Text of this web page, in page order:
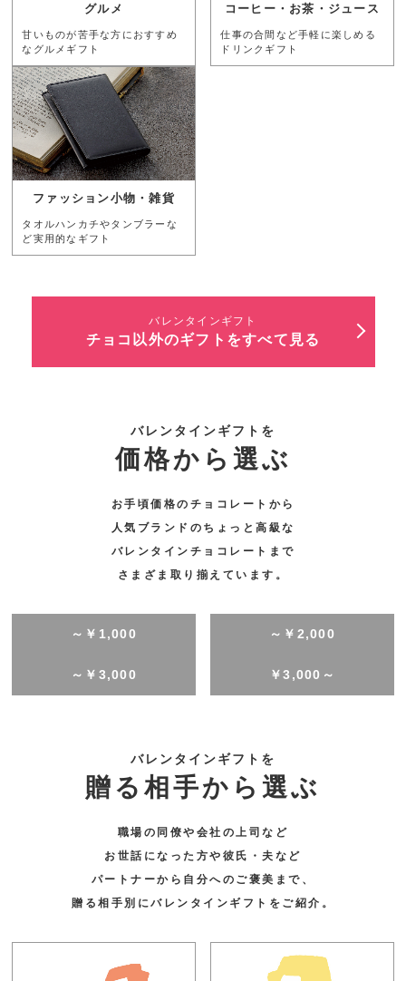
グルメ
甘いものが苦手な方におすすめ
なグルメギフト
コーヒー・お茶・ジュース
仕事の合間など手軽に楽しめる
ドリンクギフト
ファッション小物・雑貨
タオルハンカチやタンブラーな
ど実用的なギフト
バレンタインギフト
チョコ以外のギフトをすべて見る
バレンタインギフトを
価格から選ぶ
お手頃価格のチョコレートから
人気ブランドのちょっと高級な
バレンタインチョコレートまで
さまざま取り揃えています。
～￥1,000 ～￥2,000
～￥3,000 ￥3,000～
バレンタインギフトを
贈る相手から選ぶ
職場の同僚や会社の上司など
お世話になった方や彼氏・夫など
パートナーから自分へのご褒美まで、
贈る相手別にバレンタインギフトをご紹介。